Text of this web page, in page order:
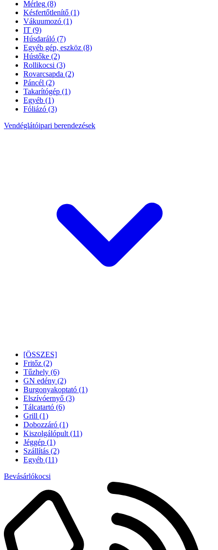
Mérleg (8)
Késfertőtlenítő (1)
Vákuumozó (1)
IT (9)
Húsdaráló (7)
Egyéb gép, eszköz (8)
Hústőke (2)
Rollikocsi (3)
Rovarcsapda (2)
Páncél (2)
Takarítógép (1)
Egyéb (1)
Fóliázó (3)
Vendéglátóipari berendezések
[ÖSSZES]
Fritőz (2)
Tűzhely (6)
GN edény (2)
Burgonyakoptató (1)
Elszívóernyő (3)
Tálcatartó (6)
Grill (1)
Dobozzáró (1)
Kiszolgálópult (11)
Jéggép (1)
Szállítás (2)
Egyéb (11)
Bevásárlókocsi